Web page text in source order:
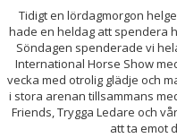
MEDLEMSSKÅP
Tidigt en lördagmorgon
hade en heldag att spendera
Söndagen spenderade vi
International Horse Show
vecka med otrolig glädje och
i stora arenan tillsammans
Friends, Trygga Ledare och
att ta emot